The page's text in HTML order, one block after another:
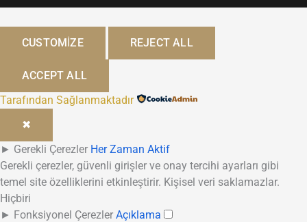
CUSTOMIZE REJECT ALL
ACCEPT ALL
Tarafından Sağlanmaktadır
✖
► Gerekli Çerezler Her Zaman Aktif
Gerekli çerezler, güvenli girişler ve onay tercihi ayarları gibi
temel site özelliklerini etkinleştirir. Kişisel veri saklamazlar.
Hiçbiri
► Fonksiyonel Çerezler Açıklama